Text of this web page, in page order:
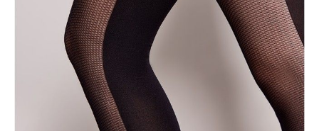
Jak złożyć zamówienie
POWIADOM MNIE O DOSTĘPNOŚCI
ПОЛУЧИТЬ ПО EMAIL
darmowa od 99 zł
czas dostawy: 1-2 dni robocze